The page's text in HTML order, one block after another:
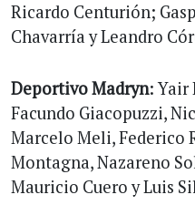
Ricardo Centurión;
Chavarría y Leandro
Deportivo Madryn: Yair
Facundo Giacopuzzi,
Marcelo Meli, Federico
Montagna, Nazareno
Mauricio Cuero y Luis